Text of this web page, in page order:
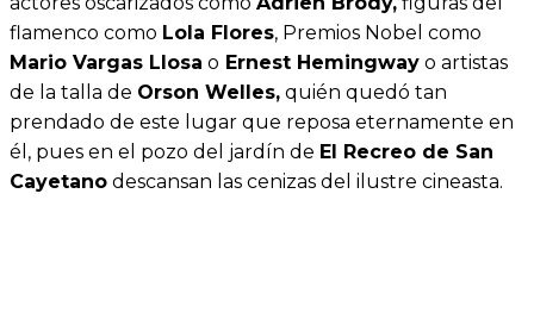
flamenco como Lola Flores, Premios Nobel como
Mario Vargas Llosa o Ernest Hemingway o artistas
de la talla de Orson Welles, quién quedó tan
prendado de este lugar que reposa eternamente en
él, pues en el pozo del jardín de El Recreo de San
Cayetano descansan las cenizas del ilustre cineasta.